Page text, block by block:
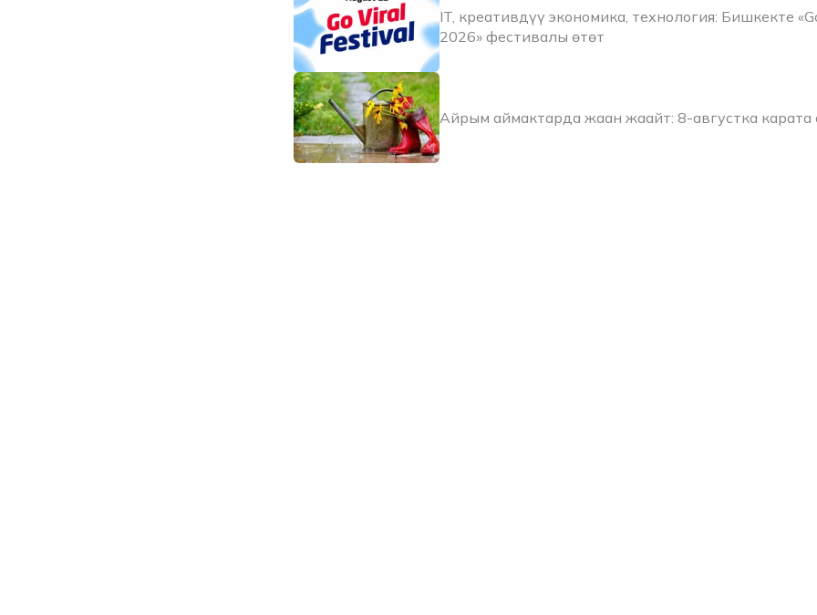
IT, креативдүү экономика, технология: Бишкекте
2026» фестивалы өтөт
Айрым аймактарда жаан жаайт: 8-августка